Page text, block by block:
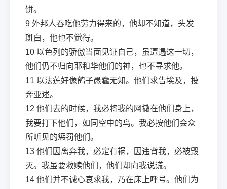
饼。
9 外邦人吞吃他劳力得来的，他却不知道，头发
斑白，他也不觉得。
10 以色列的骄傲当面见证自己，虽遭遇这一切，
他们仍不归向耶和华他们的神，也不寻求他。
11 以法莲好像鸽子愚蠢无知。他们求告埃及，投
奔亚述。
12 他们去的时候，我必将我的网撒在他们身上，
我要打下他们，如同空中的鸟。我必按他们会众
所听见的惩罚他们。
13 他们因离弃我，必定有祸，因违背我，必被毁
灭。我虽要救赎他们，他们却向我说谎。
14 他们并不诚心哀求我，乃在床上呼号。他们为